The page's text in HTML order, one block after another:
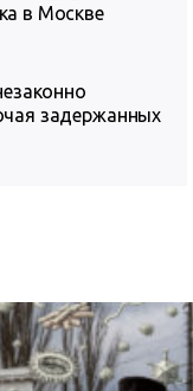
в Москве
задержанных